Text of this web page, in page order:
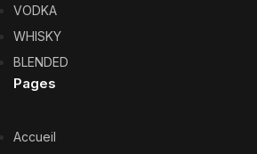
VODKA
WHISKY
BLENDED
Pages
Accueil